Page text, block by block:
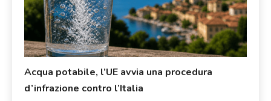
Acqua potabile, l’UE avvia una procedura
d’infrazione contro l’Italia